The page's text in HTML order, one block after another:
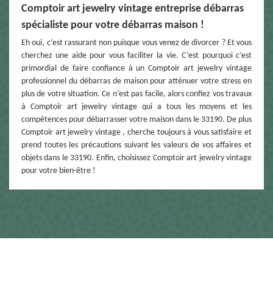
Comptoir art jewelry vintage entreprise débarras
spécialiste pour votre débarras maison !
Eh oui, c’est rassurant non puisque vous venez de divorcer ? Et vous
cherchez une aide pour vous faciliter la vie. C’est pourquoi c’est
primordial de faire confiance à un Comptoir art jewelry vintage
professionnel du débarras de maison pour atténuer votre stress en
plus de votre situation. Ce n’est pas facile, alors confiez vos travaux
à Comptoir art jewelry vintage qui a tous les moyens et les
compétences pour débarrasser votre maison dans le 33190. De plus
Comptoir art jewelry vintage , cherche toujours à vous satisfaire et
prend toutes les précautions suivant les valeurs de vos affaires et
objets dans le 33190. Enfin, choisissez Comptoir art jewelry vintage
pour votre bien-être !